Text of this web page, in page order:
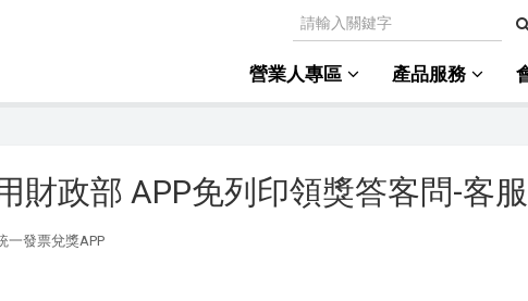
營業人專區 產品服務
財政部 APP免列印領獎答客問-客
一發票兌獎APP